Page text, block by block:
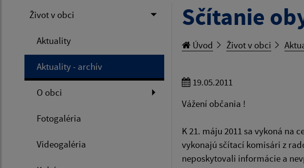
Život v obci
Aktuality
Aktuality - archív
O obci
Fotogaléria
Videogaléria
Sčítanie
Úvod Život v obci
19.05.2011
Vážení občania !
K 21. máju 2011 sa vykoná na
vykonajú sčítací komisári z
neposkytovali informácie a